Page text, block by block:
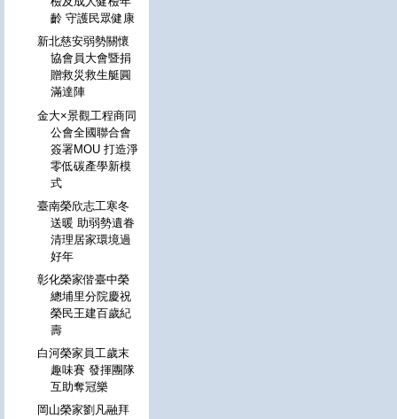
齡 守護民眾健康
新北慈安弱勢關懷
協會員大會暨捐
贈救災救生艇圓
滿達陣
金大×景觀工程商同
公會全國聯合會
簽署MOU 打造淨
零低碳產學新模
式
臺南榮欣志工寒冬
送暖 助弱勢遺眷
清理居家環境過
好年
彰化榮家偕臺中榮
總埔里分院慶祝
榮民王建百歲紀
壽
白河榮家員工歲末
趣味賽 發揮團隊
互助奪冠樂
岡山榮家劉凡融拜